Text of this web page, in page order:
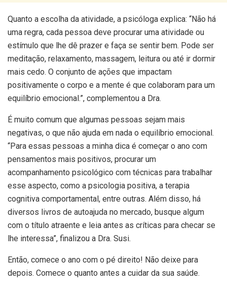
Quanto a escolha da atividade, a psicóloga explica: “Não há
uma regra, cada pessoa deve procurar uma atividade ou
estímulo que lhe dê prazer e faça se sentir bem. Pode ser
meditação, relaxamento, massagem, leitura ou até ir dormir
mais cedo. O conjunto de ações que impactam
positivamente o corpo e a mente é que colaboram para um
equilíbrio emocional.”, complementou a Dra.
É muito comum que algumas pessoas sejam mais
negativas, o que não ajuda em nada o equilíbrio emocional.
“Para essas pessoas a minha dica é começar o ano com
pensamentos mais positivos, procurar um
acompanhamento psicológico com técnicas para trabalhar
esse aspecto, como a psicologia positiva, a terapia
cognitiva comportamental, entre outras. Além disso, há
diversos livros de autoajuda no mercado, busque algum
com o título atraente e leia antes as críticas para checar se
lhe interessa”, finalizou a Dra. Susi.
Então, comece o ano com o pé direito! Não deixe para
depois. Comece o quanto antes a cuidar da sua saúde.